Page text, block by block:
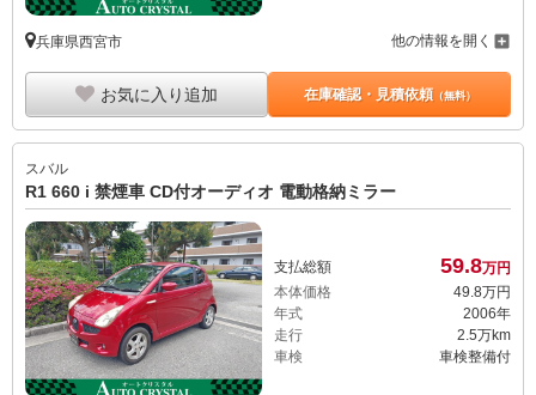
兵庫県西宮市 他の情報を開く
お気に入り追加 在庫確認・見積依頼（無料）
スバル
R1 660 i 禁煙車 CD付オーディオ 電動格納ミラー
支払総額 59.8万円
本体価格
49. 8万円
年式
2006年
走行
2.5万km
車検
車検整備付